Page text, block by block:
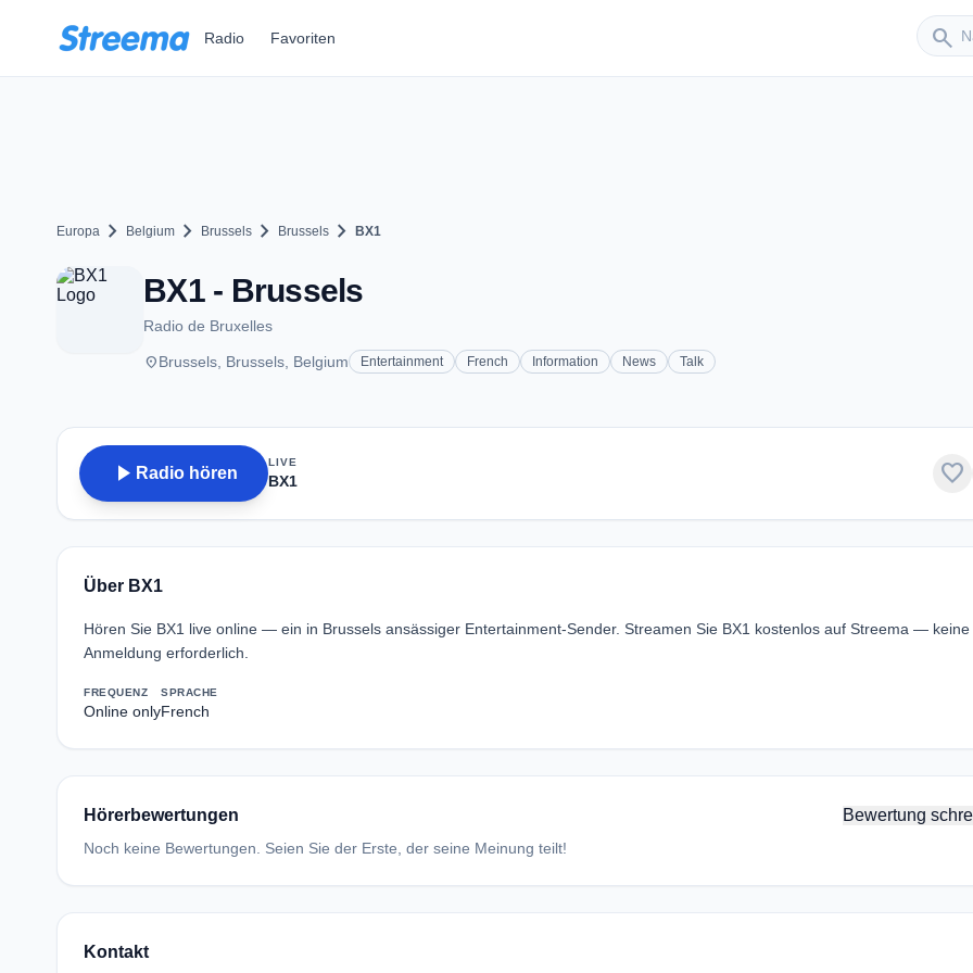
Radio Favoriten search
Europa chevron_right Belgium chevron_right Brussels chevron_right Brussels chevron_right BX1
BX1 - Brussels
Radio de Bruxelles
placeBrussels, Brussels, Belgium Entertainment French Information News Talk
play_arrow Radio hören
LIVE
BX1 favorite
Über BX1
Hören Sie BX1 live online — ein in Brussels ansässiger Entertainment-Sender. Streamen Sie BX1 kostenlos auf Streema — keine
Anmeldung erforderlich.
FREQUENZ
Online only
SPRACHE
French
Hörerbewertungen Bewertung
Noch keine Bewertungen. Seien Sie der Erste, der seine Meinung teilt!
Kontakt